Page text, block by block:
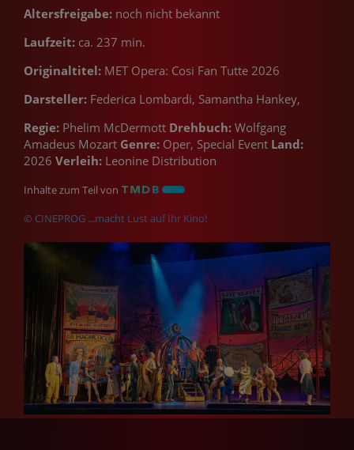
Altersfreigabe: noch nicht bekannt
Laufzeit: ca. 237 min.
Originaltitel: MET Opera: Cosi Fan Tutte 2026
Darsteller: Federica Lombardi, Samantha Hankey,
Regie: Phelim McDermott Drehbuch: Wolfgang
Amadeus Mozart Genre: Oper, Special Event Land:
2026 Verleih: Leonine Distribution
Inhalte zum Teil von
© CINEPROG ...macht Lust auf Ihr Kino!